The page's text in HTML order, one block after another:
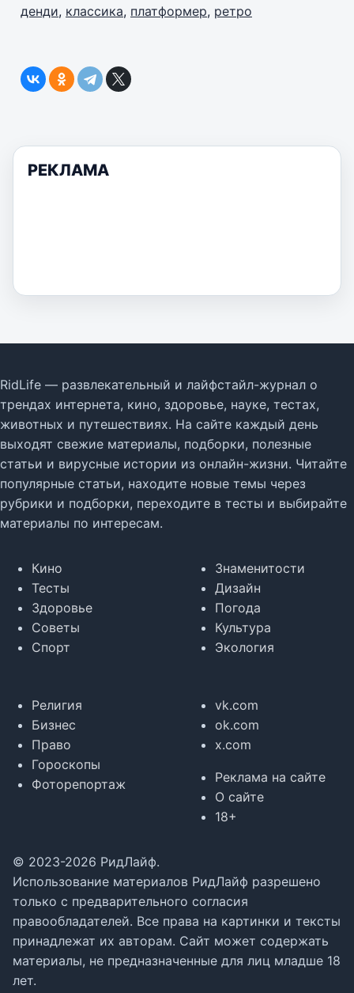
денди, классика, платформер, ретро
РЕКЛАМА
RidLife — развлекательный и лайфстайл-журнал о
трендах интернета, кино, здоровье, науке, тестах,
животных и путешествиях. На сайте каждый день
выходят свежие материалы, подборки, полезные
статьи и вирусные истории из онлайн-жизни. Читайте
популярные статьи, находите новые темы через
рубрики и подборки, переходите в тесты и выбирайте
материалы по интересам.
Кино
Тесты
Здоровье
Советы
Спорт
Знаменитости
Дизайн
Погода
Культура
Экология
Религия
Бизнес
Право
Гороскопы
Фоторепортаж
vk.com
ok.com
x.com
Реклама на сайте
О сайте
18+
© 2023-2026 РидЛайф.
Использование материалов РидЛайф разрешено
только с предварительного согласия
правообладателей. Все права на картинки и тексты
принадлежат их авторам. Сайт может содержать
материалы, не предназначенные для лиц младше 18
лет.